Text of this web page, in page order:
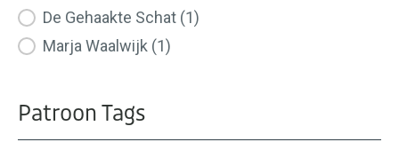
De Gehaakte Schat (1)
Marja Waalwijk (1)
Patroon Tags